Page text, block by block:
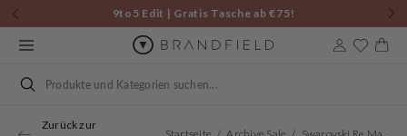
Zum
Inhalt
springen
9to5 Edit | Gratis Tasche ab €75!
Suchen
Zurück zur